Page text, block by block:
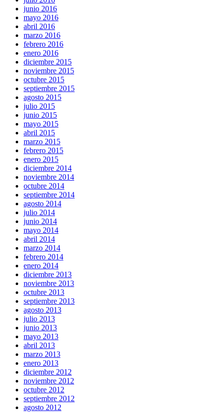
junio 2016
mayo 2016
abril 2016
marzo 2016
febrero 2016
enero 2016
diciembre 2015
noviembre 2015
octubre 2015
septiembre 2015
agosto 2015
julio 2015
junio 2015
mayo 2015
abril 2015
marzo 2015
febrero 2015
enero 2015
diciembre 2014
noviembre 2014
octubre 2014
septiembre 2014
agosto 2014
julio 2014
junio 2014
mayo 2014
abril 2014
marzo 2014
febrero 2014
enero 2014
diciembre 2013
noviembre 2013
octubre 2013
septiembre 2013
agosto 2013
julio 2013
junio 2013
mayo 2013
abril 2013
marzo 2013
enero 2013
diciembre 2012
noviembre 2012
octubre 2012
septiembre 2012
agosto 2012